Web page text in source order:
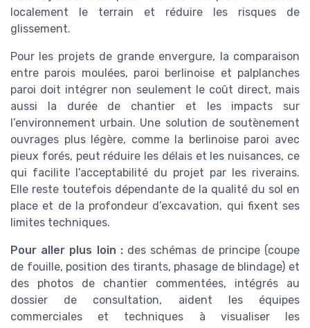
localement le terrain et réduire les risques de
glissement.
Pour les projets de grande envergure, la comparaison
entre parois moulées, paroi berlinoise et palplanches
paroi doit intégrer non seulement le coût direct, mais
aussi la durée de chantier et les impacts sur
l’environnement urbain. Une solution de soutènement
ouvrages plus légère, comme la berlinoise paroi avec
pieux forés, peut réduire les délais et les nuisances, ce
qui facilite l’acceptabilité du projet par les riverains.
Elle reste toutefois dépendante de la qualité du sol en
place et de la profondeur d’excavation, qui fixent ses
limites techniques.
Pour aller plus loin :des schémas de principe (coupe
de fouille, position des tirants, phasage de blindage) et
des photos de chantier commentées, intégrés au
dossier de consultation, aident les équipes
commerciales et techniques à visualiser les